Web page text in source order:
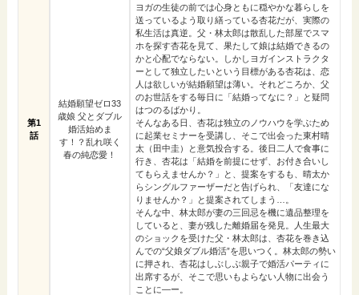
第1
話
結婚願望ゼロ33
歳娘 父とダブル
婚活始めま
す！？乱れ咲く
春の純恋愛！
ヨガの生徒の前では心身ともに穏やかな暮らしを
送っているよう取り繕っている杏花だが、実際の
私生活は真逆。父・林太郎は散乱した部屋でスマ
ホを探す杏花を見て、果たして娘は結婚できるの
かと心配でならない。しかしヨガインストラクタ
ーとして独立したいという目標がある杏花は、恋
人は欲しいが結婚願望は薄い。それどころか、父
のお世話をする毎日に「結婚ってなに？」と疑問
はつのるばかり。
そんなある日、杏花は独立のノウハウを学ぶため
に起業セミナーを受講し、そこで出会った東村晴
太（田中圭）と意気投合する。後日二人で食事に
行き、杏花は「結婚を前提にせず、お付き合いし
てもらえませんか？」と、提案をするも、晴太か
らシングルファーザーだと告げられ、「友達にな
りませんか？」と提案されてしまう…。
そんな中、林太郎が妻の三回忌を機に遺品整理を
していると、妻が残した離婚届を発見。人生最大
のショックを受けた父・林太郎は、杏花を巻き込
んでの“父娘ダブル婚活”を思いつく。林太郎の勢い
に押され、杏花はしぶしぶ親子で婚活パーティに
出席するが、そこで思いもよらない人物に出会う
ことに―ー。